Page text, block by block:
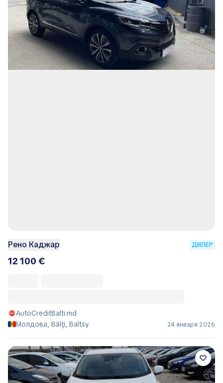
Рено Каджар ДИЛЕР
12 100 €
AutoCreditBalti.md
Молдова, Bălţi, Baltsy
24 января 2026